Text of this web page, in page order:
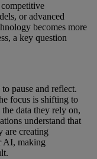
or advanced
becomes more
a key question
pause and reflect.
focus is shifting to
data they rely on,
understand that
are creating
AI, making